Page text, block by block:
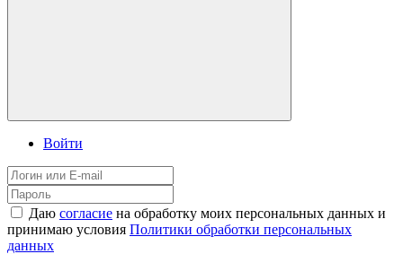
Войти
Даю согласие на обработку моих персональных данных и
принимаю условия Политики обработки персональных
данных